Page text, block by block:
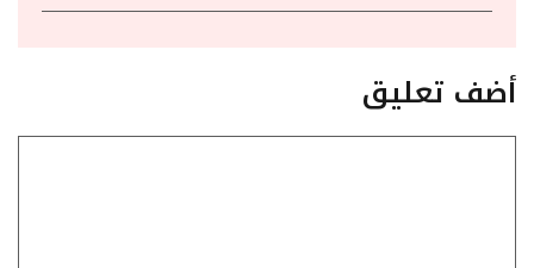
أضف تعليق